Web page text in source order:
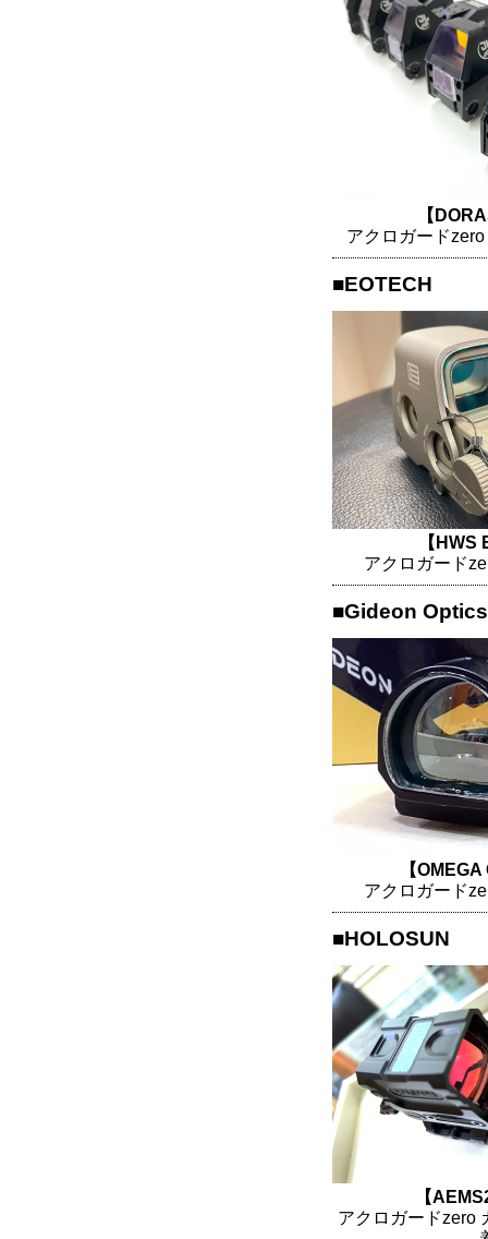
【
アクロガード
■EOTECH
【HWS
アクロガード
■Gideon Optics
【
アクロガード
■HOLOSUN
【
アクロガードzero